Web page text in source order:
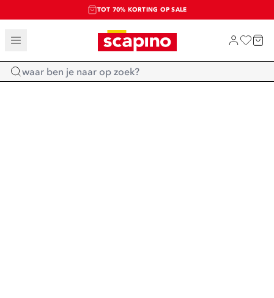
TOT 70% KORTING OP SALE
SALE: LAATSTE KANS!
SHOP NIEUW
Home